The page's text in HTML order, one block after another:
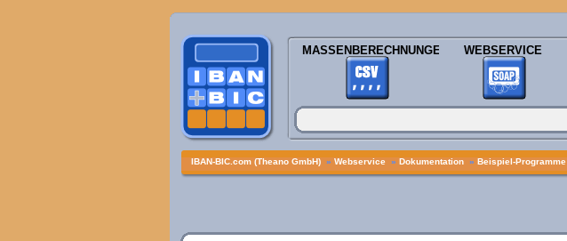
MASSENBERECHNUNGEN WEBSERVICE
IBAN-BIC.com (Theano GmbH) » Webservice » Dokumentation » Beispiel-Programme